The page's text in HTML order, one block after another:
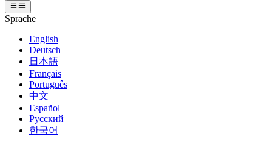
Unity Engine
Erstellen Sie 2D- und 3D-Spiele für jede Plattform
Zusammenarbeit
Schnell mit Ihrem Team zusammenarbeiten und iterieren
Unity herunterladen
Abonnements und Preise
Bereitstellen
Multiplattform
3D-Zusammenarbeit
Erstellen und überprüfen Sie 3D-Projekte in Echtzeit
Immersive Schulung
In immersiven Umgebungen trainieren
Kundenerlebnisse
Interaktive 3D-Erlebnisse erstellen
Branchen
Fertigung
Dokumentation
Entwicklertools
Versionsfreigaben und Fehlerverfolgung
Roadmap
Bevorstehende Funktionen überprüfen
Glossar
Diskussionen
Veranstaltungen
Globale und lokale Veranstaltungen
Gemeinschaftsgeschichten
Made with Unity
Präsentation von Unity-Schöpfern
Unity Learn
Meistern Sie Unity-Fähigkeiten kostenlos
Professionelles Training
Verbessern Sie Ihr Team mit Unity-Trainern
Neu bei Unity
Erste Schritte
Beginnen Sie noch heute mit dem Lernen
Unity Essential Pathways
Hilfe erhalten
Wir helfen Ihnen, mit Unity erfolgreich zu sein
Erfolgspläne
Erreichen Sie Ihre Ziele schneller mit Expertenunterstützung
FAQ
Antworten auf häufige Fragen
Kontakt aufnehmen
Verbinden Sie sich mit unserem Team
Sprache
English
Deutsch
日本語
Français
Português
中文
Español
Русский
한국어